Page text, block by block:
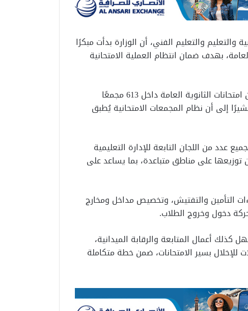
والتعليم الفني، أن الوزارة بدأت مبكرًا
بهدف ضمان انتظام العملية الامتحانية
وأوضح زلطة أن نحو 921 ألف طالب وطالبة سيؤدون امتحانات الثانوية العامة داخل 613 مجمعًا
مشيرًا إلى أن نظام المجمعات الامتحانية يُطبق
عدد من اللجان التابعة للإدارة التعليمية
على مناطق متباعدة، بما يساعد على
التأمين والتفتيش، وتخصيص مداخل ومخارج
دخول وخروج الطلاب.
أعمال المتابعة والرقابة الميدانية،
بسير الامتحانات، ضمن خطة متكاملة